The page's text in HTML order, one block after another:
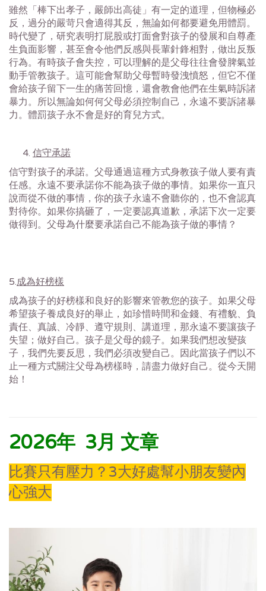
雖然「棒下出孝子，嚴師出高徒」有一定的道理，但物極必
反，過分的嚴苛只會適得其反，無論如何都要避免用體罰。
時代變了，研究表明打屁股或打面會對孩子的發展和自尊產
生負面影響，甚至會令他們反感與長輩針鋒相對，做出反叛
行為。有時孩子會失控，可以理解的是父母往往會發脾氣並
動手管教孩子。這可能會幫助父母暫時發洩憤怒，但它不僅
會給孩子留下一生的痛苦回憶，還會教會他們在生氣時訴諸
暴力。所以無論如何何父母必須控制自己，永遠不要訴諸暴
力。體罰孩子永不會是好的育兒方式。
信守承諾
信守對孩子的承諾。父母通過這種方式身教孩子做人要有責
任感。永遠不要承諾你不能為孩子做的事情。如果你一直只
說而從不做的事情，你的孩子永遠不會聽你的，也不會認真
對待你。如果你搞砸了，一定要認真道歉，承諾下次一定要
做得到。父母為什麼要承諾自己不能為孩子做的事情？
5.成為好榜樣
成為孩子的好榜樣和良好的影響來管教您的孩子。如果父母
希望孩子養成良好的舉止，如珍惜時間和金錢、有禮貌、負
責任、真誠、冷靜、遵守規則、講道理，那永遠不要讓孩子
失望；做好自己。孩子是父母的鏡子。如果我們想改變孩
子，我們先要反思，我們必須改變自己。因此當孩子們以不
止一種方式關注父母為榜樣時，請盡力做好自己。從今天開
始！
2026年 3月 文章
比賽只有壓力？3大好處幫小朋友變內
心強大